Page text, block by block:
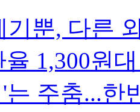
기뿐, 다른
율 1,300원
주춤...한